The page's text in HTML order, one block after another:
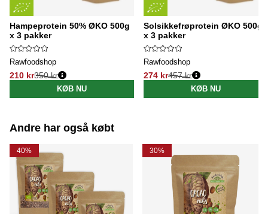
Hampeprotein 50% ØKO 500g
x 3 pakker
Rawfoodshop
210 kr
Normalpris:
350 kr
KØB NU
Solsikkefrøprotein ØKO 500g
x 3 pakker
Rawfoodshop
274 kr
Normalpris:
457 kr
KØB NU
Andre har også købt
40% 30%